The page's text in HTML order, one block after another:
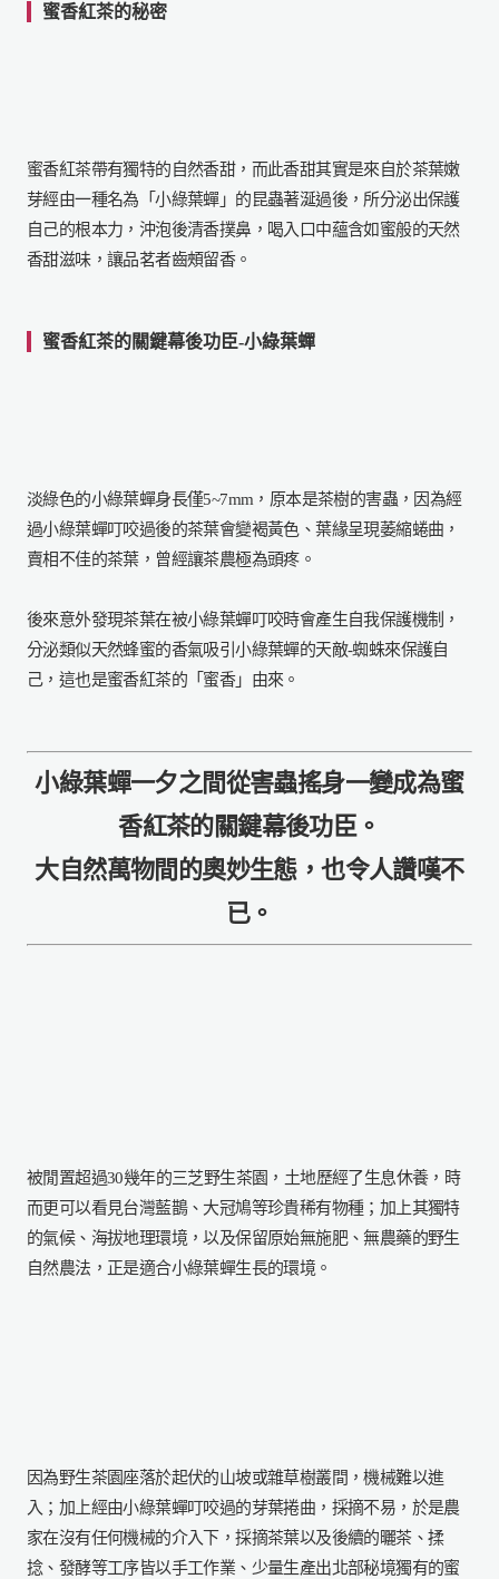
蜜香紅茶的秘密
蜜香紅茶帶有獨特的自然香甜， 而此香甜其實是來自於茶葉嫩
芽經由一種名為「小綠葉蟬」的昆蟲著涎過後，所分泌出保護
自己的根本力，沖泡後清香撲鼻， 喝入口中蘊含如蜜般的天然
香甜滋味，讓品茗者齒頰留香。
蜜香紅茶的關鍵幕後功臣-小綠葉蟬
淡綠色的小綠葉蟬身長僅5~7mm，原本是茶樹的害蟲， 因為經
過小綠葉蟬叮咬過後的茶葉會變褐黃色、葉緣呈現萎縮蜷曲，
賣相不佳的茶葉，曾經讓茶農極為頭疼。
後來意外發現茶葉在被小綠葉蟬叮咬時會產生自我保護機制，
分泌類似天然蜂蜜的香氣吸引小綠葉蟬的天敵-蜘蛛來保護自
己，這也是蜜香紅茶的「蜜香」由來。
小綠葉蟬一夕之間從害蟲搖身一變成為蜜
香紅茶的關鍵幕後功臣。
大自然萬物間的奧妙生態，也令人讚嘆不
已。
被閒置超過30幾年的三芝野生茶園，土地歷經了生息休養，時
而更可以看見台灣藍鵲、大冠鳩等珍貴稀有物種；加上其獨特
的氣候、 海拔地理環境，以及保留原始無施肥、無農藥的野生
自然農法， 正是適合小綠葉蟬生長的環境。
因為野生茶園座落於起伏的山坡或雜草樹叢間，機械難以進
入； 加上經由小綠葉蟬叮咬過的芽葉捲曲，採摘不易， 於是農
家在沒有任何機械的介入下，採摘茶葉以及後續的曬茶、 揉
捻、發酵等工序皆以手工作業、 少量生產出北部秘境獨有的蜜